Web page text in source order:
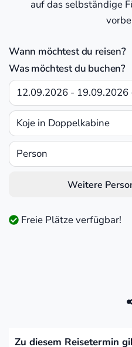
auf das selbständige
Wann möchtest du reisen?
Was möchtest du buchen?
12.09.2026 - 19.09.2026
Koje in Doppelkabine
Person
Weitere
Freie Plätze verfügbar!
Zu diesem Reisetermin